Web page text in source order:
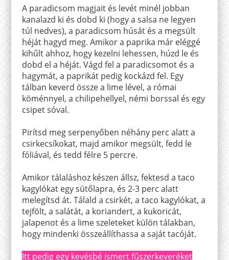
A paradicsom magjait és levét minél jobban
kanalazd ki és dobd ki (hogy a salsa ne legyen
túl nedves), a paradicsom húsát és a megsült
héját hagyd meg. Amikor a paprika már eléggé
kihűlt ahhoz, hogy kezelni lehessen, húzd le és
dobd el a héját. Vágd fel a paradicsomot és a
hagymát, a paprikát pedig kockázd fel. Egy
tálban keverd össze a lime lével, a római
köménnyel, a chilipehellyel, némi borssal és egy
csipet sóval.
Pirítsd meg serpenyőben néhány perc alatt a
csirkecsíkokat, majd amikor megsült, fedd le
fóliával, és tedd félre 5 percre.
Amikor tálaláshoz készen állsz, fektesd a taco
kagylókat egy sütőlapra, és 2-3 perc alatt
melegítsd át. Tálald a csirkét, a taco kagylókat, a
tejfölt, a salátát, a koriandert, a kukoricát,
jalapenot és a lime szeleteket külön tálakban,
hogy mindenki összeállíthassa a saját tacóját.
Itt pedig egy kevésbé ismert fűszerkeveréket